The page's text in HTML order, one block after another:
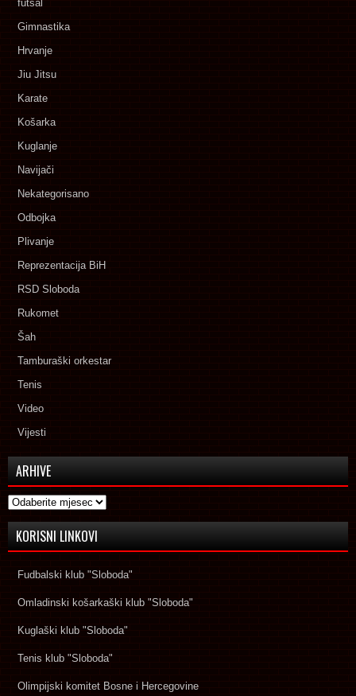
futsal
Gimnastika
Hrvanje
Jiu Jitsu
Karate
Košarka
Kuglanje
Navijači
Nekategorisano
Odbojka
Plivanje
Reprezentacija BiH
RSD Sloboda
Rukomet
Šah
Tamburaški orkestar
Tenis
Video
Vijesti
ARHIVE
Arhive
KORISNI LINKOVI
Fudbalski klub "Sloboda"
Omladinski košarkaški klub "Sloboda"
Kuglaški klub "Sloboda"
Tenis klub "Sloboda"
Olimpijski komitet Bosne i Hercegovine